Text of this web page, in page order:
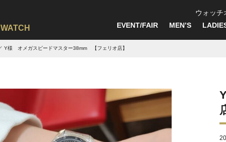
WATCH
ウォッチ
EVENT/FAIR
MEN’S
Y様 オメガスピードマスター38mm 【フェリオ店】